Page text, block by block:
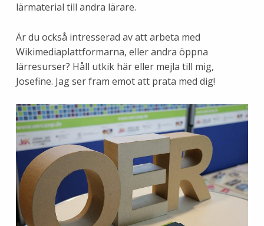
lärmaterial till andra lärare.
Är du också intresserad av att arbeta med
Wikimediaplattformarna, eller andra öppna
lärresurser? Håll utkik här eller mejla till mig,
Josefine. Jag ser fram emot att prata med dig!